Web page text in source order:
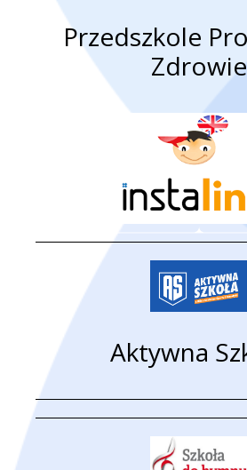
Przedszkole
Zdrowie
Aktywna